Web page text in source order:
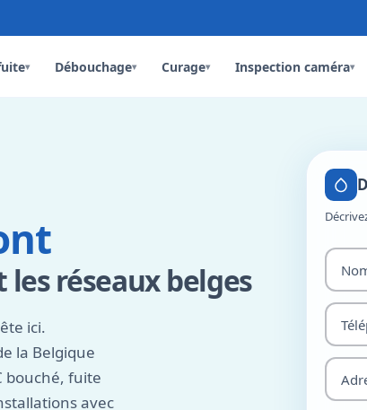
▾ Débouchage▾ Curage▾ Inspection caméra▾
réseaux belges
ici.
la Belgique
bouché, fuite
avec